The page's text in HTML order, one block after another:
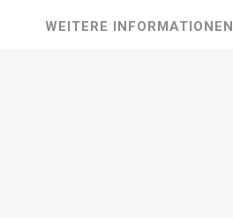
WEITERE INFORMATIONEN